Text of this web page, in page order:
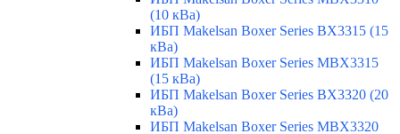
(10 кВа)
ИБП Makelsan Boxer Series BX3315 (15
кВа)
ИБП Makelsan Boxer Series MBX3315
(15 кВа)
ИБП Makelsan Boxer Series BX3320 (20
кВа)
ИБП Makelsan Boxer Series MBX3320